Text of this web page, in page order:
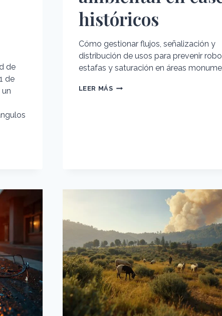
de
de
históricos
Cómo gestionar flujos, señalización y
distribución de usos para prevenir
estafas y saturación en áreas
LEER MÁSTURISMO